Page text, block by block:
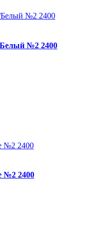
№2 2400
№2 2400